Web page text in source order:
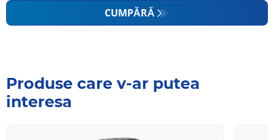
CUMPĂRĂ
Produse care v-ar putea
interesa